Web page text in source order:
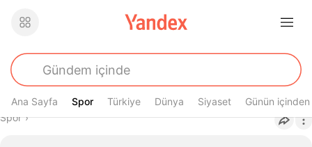
Ana Sayfa Spor
Spor Türkiye Dünya Siyaset Günün içinden
Buradasın
Spor›